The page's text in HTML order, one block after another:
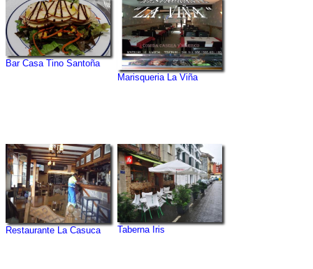
Bar Casa Tino Santoña
Marisqueria La Viña
Restaurante La Casuca Taberna Iris